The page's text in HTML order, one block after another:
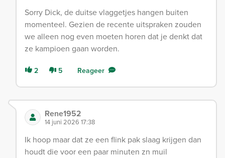
Sorry Dick, de duitse vlaggetjes hangen buiten
momenteel. Gezien de recente uitspraken zouden
we alleen nog even moeten horen dat je denkt dat
ze kampioen gaan worden.
2 5 Reageer
Rene1952
14 juni 2026 17:38
Ik hoop maar dat ze een flink pak slaag krijgen dan
houdt die voor een paar minuten zn muil